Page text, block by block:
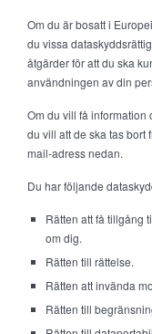
Om du är bosatt i
du vissa
åtgärder för att du ska
användningen av din
Om du vill få information
du vill att de ska tas bort
mail-adress nedan.
Du har följande
Rätten att få tillgång
om dig.
Rätten till rättelse.
Rätten att invända
Rätten till